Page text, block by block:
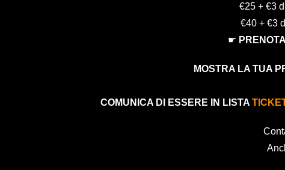
€25 + €3
€40 + €3
☛
MOSTRA LA TUA
COMUNICA DI ESSERE IN LISTA